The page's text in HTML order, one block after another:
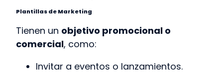
Plantillas de Marketing
Tienen un objetivo promocional o
comercial, como:
Invitar a eventos o lanzamientos.